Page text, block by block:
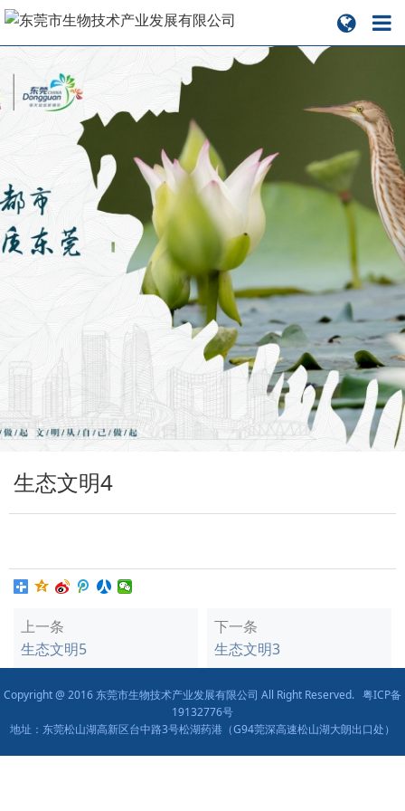
生态文明4
上一条
生态文明5
下一条
生态文明3
Copyright @ 2016 东莞市生物技术产业发展有限公司 All Right Reserved. 粤ICP备
19132776号
地址：东莞松山湖高新区台中路3号松湖药港（G94莞深高速松山湖大朗出口处）